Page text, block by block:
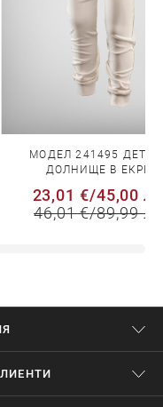
МОДЕЛ 241495
ДОЛНИЩЕ В ЕКРЮ
23,01 €/45,00
46,01 €/89,99